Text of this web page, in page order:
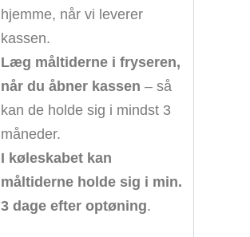
hjemme, når vi leverer
kassen.
Læg måltiderne i fryseren,
når du åbner kassen – så
kan de holde sig i mindst 3
måneder.
I køleskabet kan
måltiderne holde sig i min.
3 dage efter optøning.